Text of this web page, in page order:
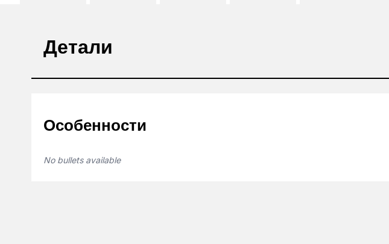
Детали
Особенности
No bullets available